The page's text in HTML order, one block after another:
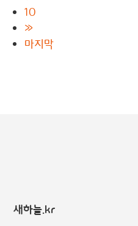
10
»
마지막
새하늘.kr